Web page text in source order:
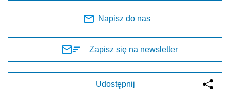
Napisz do nas
Zapisz się na newsletter
Udostępnij